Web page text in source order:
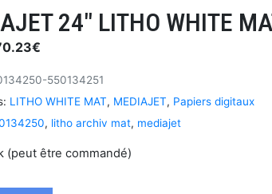
24″ LITHO WHITE
€
550134251
LITHO WHITE MAT, MEDIAJET, Papiers digitaux
, litho archiv mat, mediajet
(peut être commandé)